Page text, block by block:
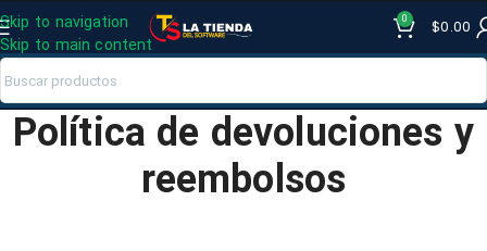
Skip to navigation
Skip to main content
0 $0.00
Política de devoluciones y
reembolsos